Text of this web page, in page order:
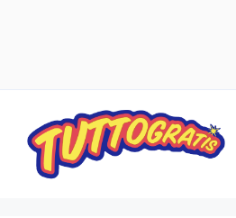
contenuto